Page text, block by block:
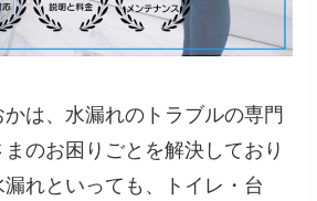
は、水漏れのトラブルの専門
のお困りごとを解決しており
漏れといっても、トイレ・台